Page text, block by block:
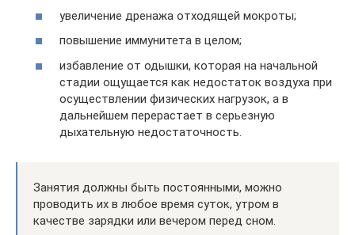
увеличение дренажа отходящей мокроты;
повышение иммунитета в целом;
избавление от одышки, которая на начальной
стадии ощущается как недостаток воздуха при
осуществлении физических нагрузок, а в
дальнейшем перерастает в серьезную
дыхательную недостаточность.
Занятия должны быть постоянными, можно
проводить их в любое время суток, утром в
качестве зарядки или вечером перед сном.